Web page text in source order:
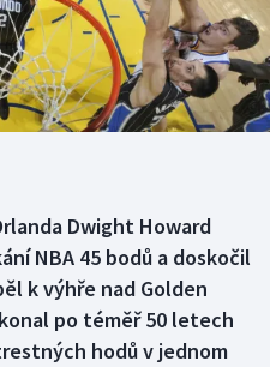
Dwight Howard
NBA 45 bodů a doskočil
k výhře nad Golden
po téměř 50 letech
hodů v jednom